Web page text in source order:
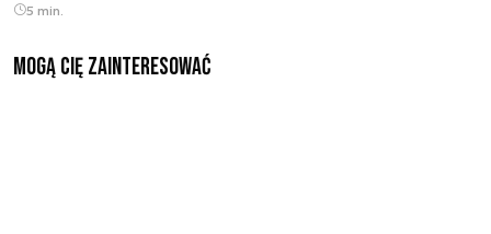
5 min.
Mogą Cię zainteresować